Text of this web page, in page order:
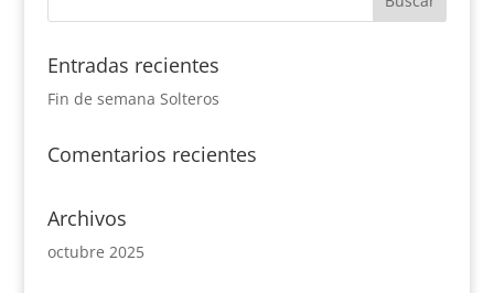
Entradas recientes
Fin de semana Solteros
Comentarios recientes
Archivos
octubre 2025